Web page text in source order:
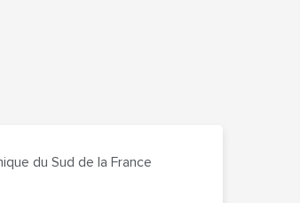
du Sud de la France